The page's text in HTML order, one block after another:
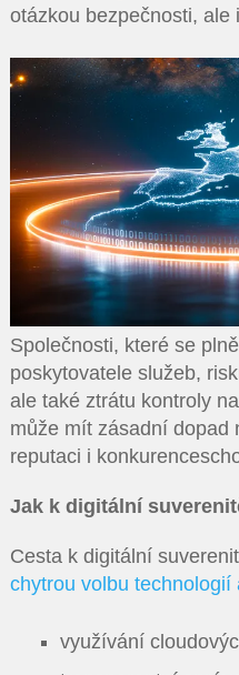
otázkou bezpečnosti, ale
Společnosti, které se
poskytovatele služeb,
ale také ztrátu kontroly
může mít zásadní dopad
reputaci i
Jak k digitální
Cesta k digitální
chytrou volbu technologií
využívání